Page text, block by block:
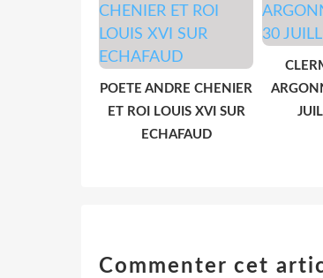
POETE ANDRE CHENIER
ET ROI LOUIS XVI SUR
ECHAFAUD
Commenter cet